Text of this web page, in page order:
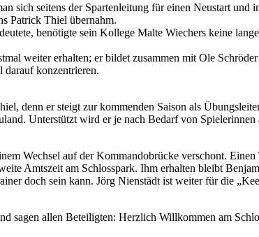
sich seitens der Spartenleitung für einen Neustart
Patrick Thiel übernahm.
benötigte sein Kollege Malte Wiechers keine
weiter erhalten; er bildet zusammen mit Ole
darauf konzentrieren.
denn er steigt zur kommenden Saison als
Unterstützt wird er je nach Bedarf von Spielerinnen
Wechsel auf der Kommandobrücke verschont.
Amtszeit am Schlosspark. Ihm erhalten bleibt
doch sein kann. Jörg Nienstädt ist weiter für die
sagen allen Beteiligten: Herzlich Willkommen am